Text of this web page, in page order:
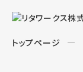
トップページ